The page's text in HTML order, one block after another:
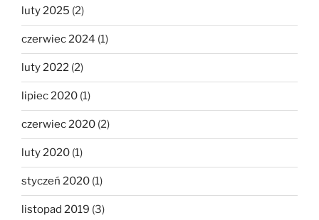
luty 2025 (2)
czerwiec 2024 (1)
luty 2022 (2)
lipiec 2020 (1)
czerwiec 2020 (2)
luty 2020 (1)
styczeń 2020 (1)
listopad 2019 (3)